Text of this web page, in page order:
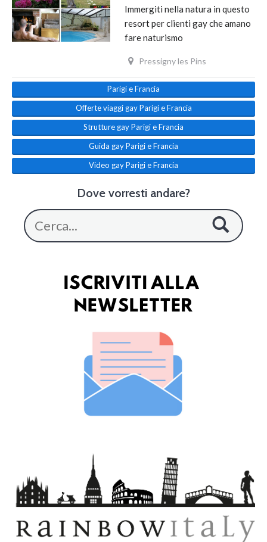
Immergiti nella natura in questo
resort per clienti gay che amano
fare naturismo
Pressigny les Pins
Parigi e Francia
Offerte viaggi gay Parigi e Francia
Strutture gay Parigi e Francia
Guida gay Parigi e Francia
Video gay Parigi e Francia
Dove vorresti andare?